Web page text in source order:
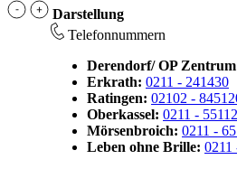
Darstellung
Telefonnummern
Derendorf/ OP
Erkrath: 0211 - 241430
Ratingen: 02102 -
Oberkassel: 0211 -
Mörsenbroich: 0211 -
Leben ohne Brille: 0211